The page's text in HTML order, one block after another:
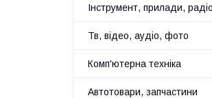
Інструмент, прилади,
Тв, відео, аудіо, фото
Комп'ютерна техніка
Автотовари, запчастини